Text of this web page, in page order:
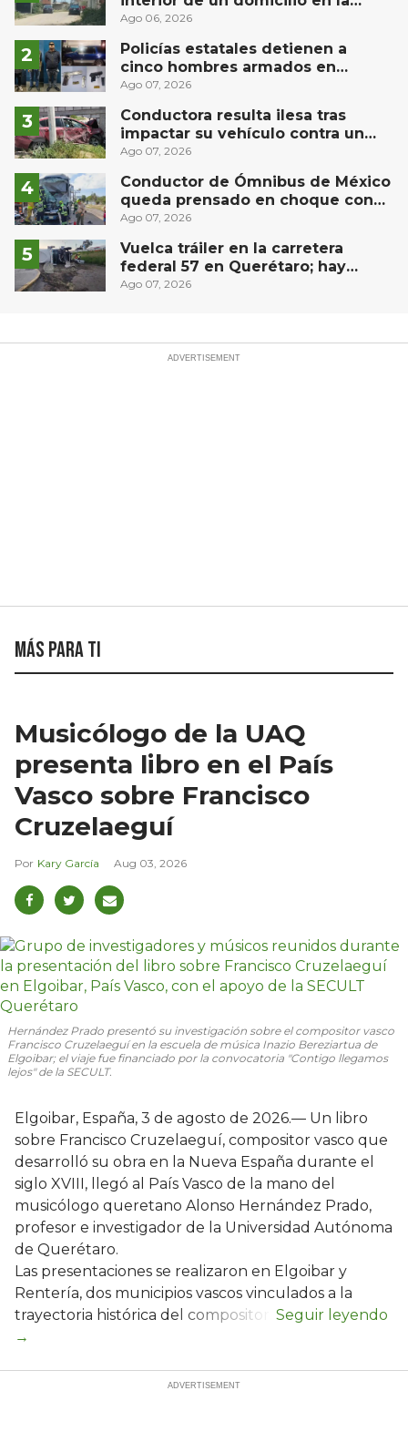
comunidad El Rodeo, San Juan del
Ago 06, 2026
Policías estatales detienen a
cinco hombres armados en
Puebla capital
Ago 07, 2026
Conductora resulta ilesa tras
impactar su vehículo contra un
muro en Huimilpan
Ago 07, 2026
Conductor de Ómnibus de México
queda prensado en choque con
materialista en San Juan del Río
Ago 07, 2026
Vuelca tráiler en la carretera
federal 57 en Querétaro; hay
derrame de combustible
Ago 07, 2026
Más para ti
Musicólogo de la UAQ
presenta libro en el País
Vasco sobre Francisco
Cruzelaeguí
Kary García Aug 03, 2026
Hernández Prado presentó su investigación sobre el compositor vasco
Francisco Cruzelaeguí en la escuela de música Inazio Bereziartua de
Elgoibar; el viaje fue financiado por la convocatoria "Contigo llegamos
lejos" de la SECULT.
Elgoibar, España, 3 de agosto de 2026.— Un libro
sobre Francisco Cruzelaeguí, compositor vasco que
desarrolló su obra en la Nueva España durante el
siglo XVIII, llegó al País Vasco de la mano del
musicólogo queretano Alonso Hernández Prado,
profesor e investigador de la Universidad Autónoma
de Querétaro.
Las presentaciones se realizaron en Elgoibar y
Rentería, dos municipios vascos vinculados a la
trayectoria histórica del compositor.